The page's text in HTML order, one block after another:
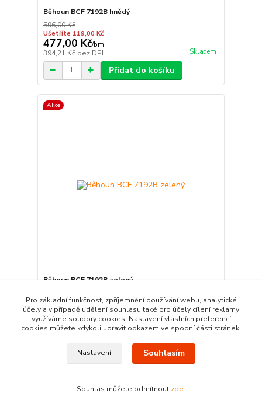
Běhoun BCF 7192B hnědý
596,00 Kč
Ušetříte 119,00 Kč
477,00 Kč/bm
394,21 Kč bez DPH Skladem
Přidat do košíku
Akce
Běhoun BCF 7192B zelený
Ušetříte 119,00 Kč
477,00 Kč/bm
394,21 Kčbez DPH Skladem
Pro základní funkčnost, zpříjemnění používání webu, analytické
účely a v případě udělení souhlasu také pro účely cílení reklamy
využíváme soubory cookies. Nastavení vlastních preferencí
cookies můžete kdykoli upravit odkazem ve spodní části stránek.
Nastavení Souhlasím
Souhlas můžete odmítnout zde.